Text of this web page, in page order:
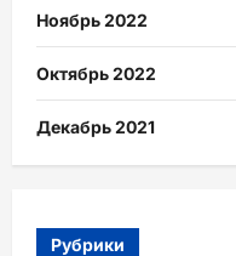
Ноябрь 2022
Октябрь 2022
Декабрь 2021
Рубрики